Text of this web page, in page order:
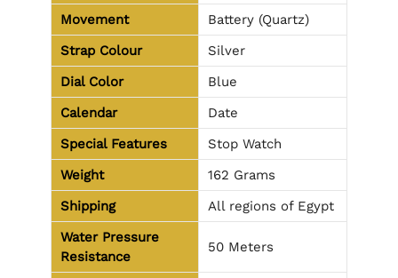
Movement
Battery (Quartz)
Strap Colour
Silver
Dial Color
Blue
Calendar
Date
Special Features
Stop Watch
Weight
162 Grams
Shipping
All regions of Egypt
Water Pressure
Resistance
50 Meters